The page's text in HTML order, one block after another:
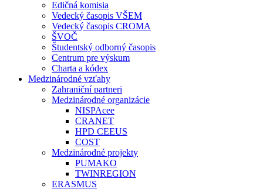
Edičná komisia
Vedecký časopis VŠEM
Vedecký časopis CROMA
ŠVOČ
Študentský odborný časopis
Centrum pre výskum
Charta a kódex
Medzinárodné vzťahy
Zahraniční partneri
Medzinárodné organizácie
NISPAcee
CRANET
HPD CEEUS
COST
Medzinárodné projekty
PUMAKO
TWINREGION
ERASMUS